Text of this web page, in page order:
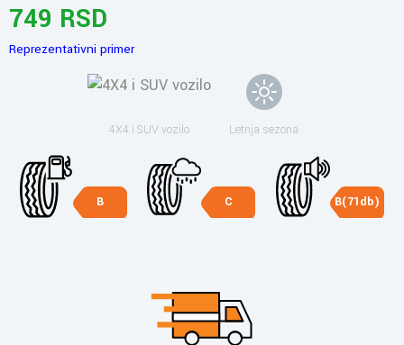
749 RSD
Reprezentativni primer
4X4 i SUV vozilo Letnja sezona
B C B(71db)